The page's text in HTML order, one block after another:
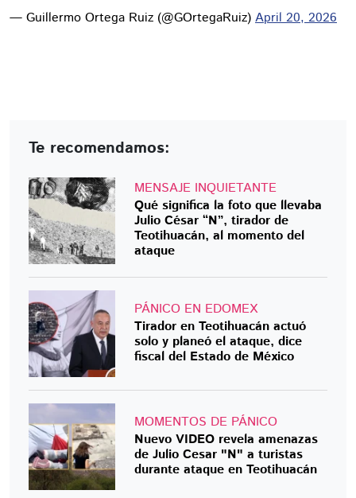
— Guillermo Ortega Ruiz (@GOrtegaRuiz) April 20, 2026
Te recomendamos:
MENSAJE INQUIETANTE
Qué significa la foto que llevaba
Julio César “N”, tirador de
Teotihuacán, al momento del
ataque
PÁNICO EN EDOMEX
Tirador en Teotihuacán actuó
solo y planeó el ataque, dice
fiscal del Estado de México
MOMENTOS DE PÁNICO
Nuevo VIDEO revela amenazas
de Julio Cesar "N" a turistas
durante ataque en Teotihuacán